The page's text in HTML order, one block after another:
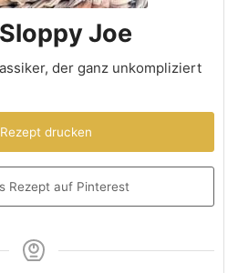
Joe
der ganz unkompliziert
Rezept drucken
Rezept auf Pinterest